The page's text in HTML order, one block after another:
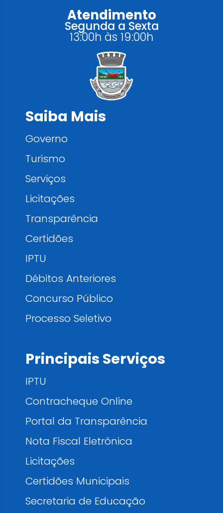
Atendimento
Segunda a Sexta
13:00h às 19:00h
Saiba Mais
Governo
Turismo
Serviços
Licitações
Transparência
Certidões
IPTU
Débitos Anteriores
Concurso Público
Processo Seletivo
Principais Serviços
IPTU
Contracheque Online
Portal da Transparência
Nota Fiscal Eletrônica
Licitações
Certidões Municipais
Secretaria de Educação